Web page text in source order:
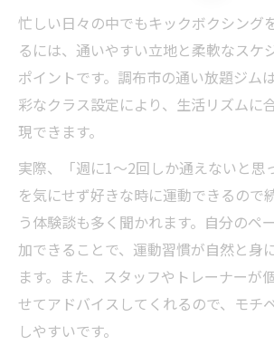
忙しい日々の中でもキックボクシング
るには、通いやすい立地と柔軟なスケ
ポイントです。調布市の通い放題ジム
彩なクラス設定により、生活リズムに
現できます。
実際、「週に1～2回しか通えないと思
を気にせず好きな時に運動できるので
う体験談も多く聞かれます。自分のペ
加できることで、運動習慣が自然と身
ます。また、スタッフやトレーナーが
せてアドバイスしてくれるので、モチ
しやすいです。